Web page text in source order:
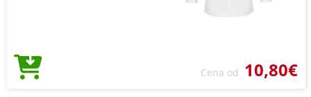
Cena od 10,80€